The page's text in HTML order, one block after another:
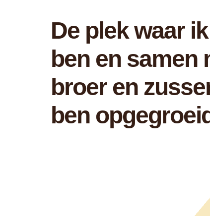
De plek waar
ben en samen
broer en
ben